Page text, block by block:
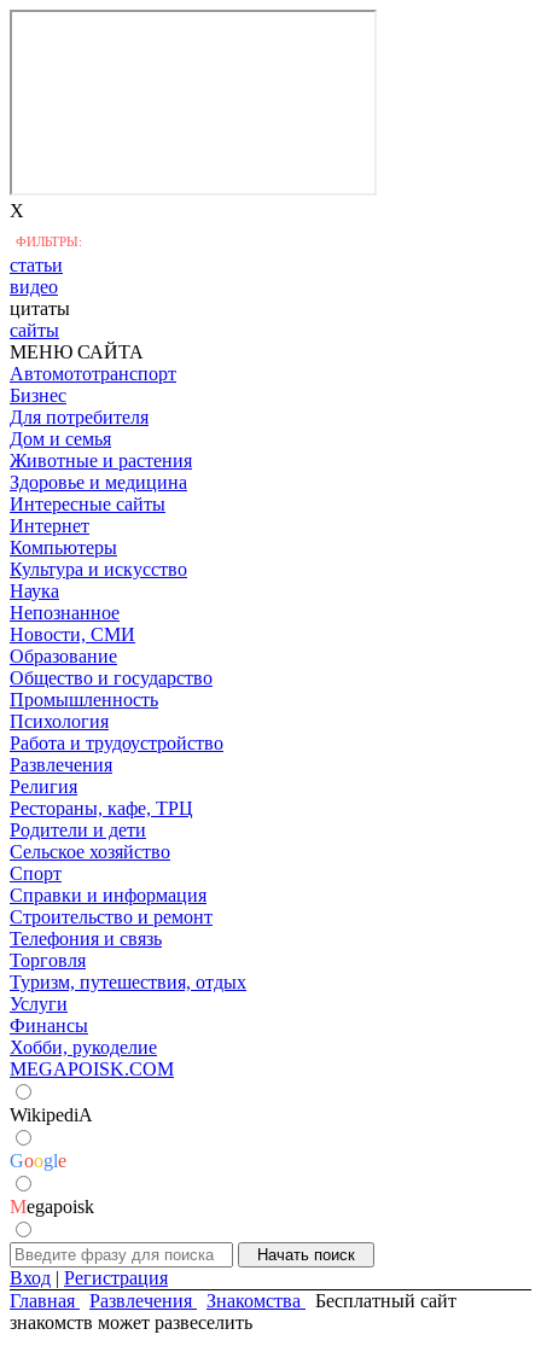
X
ФИЛЬТРЫ:
статьи
видео
цитаты
сайты
МЕНЮ САЙТА
Автомототранспорт
Бизнес
Для потребителя
Дом и семья
Животные и растения
Здоровье и медицина
Интересные сайты
Интернет
Компьютеры
Культура и искусство
Наука
Непознанное
Новости, СМИ
Образование
Общество и государство
Промышленность
Психология
Работа и трудоустройство
Развлечения
Религия
Рестораны, кафе, ТРЦ
Родители и дети
Сельское хозяйство
Спорт
Справки и информация
Строительство и ремонт
Телефония и связь
Торговля
Туризм, путешествия, отдых
Услуги
Финансы
Хобби, рукоделие
MEGAPOISK.COM
WikipediA
Google
Megapoisk
Вход | Регистрация
Главная
Развлечения Знакомства
Бесплатный сайт
знакомств может развеселить